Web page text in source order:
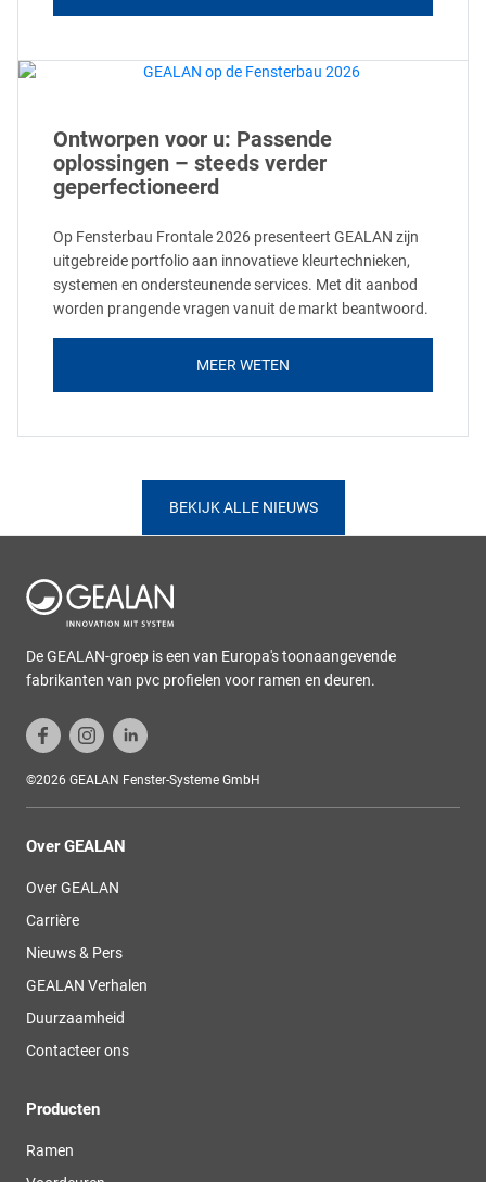
Ontworpen voor u: Passende
oplossingen – steeds verder
geperfectioneerd
Op Fensterbau Frontale 2026 presenteert GEALAN zijn
uitgebreide portfolio aan innovatieve kleurtechnieken,
systemen en ondersteunende services. Met dit aanbod
worden prangende vragen vanuit de markt beantwoord.
MEER WETEN
BEKIJK ALLE NIEUWS
De GEALAN-groep is een van Europa's toonaangevende
fabrikanten van pvc profielen voor ramen en deuren.
©2026 GEALAN Fenster-Systeme GmbH
Over GEALAN
Over GEALAN
Carrière
Nieuws & Pers
GEALAN Verhalen
Duurzaamheid
Contacteer ons
Producten
Ramen